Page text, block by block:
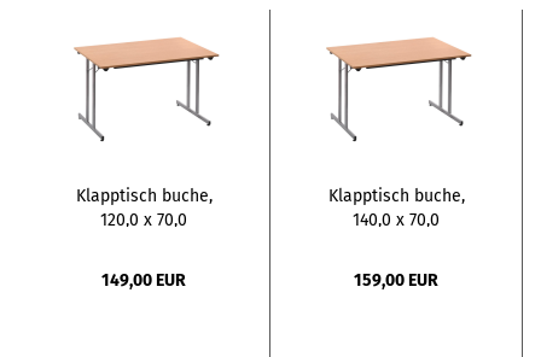
Klapptisch buche,
120,0 x 70,0
149,00 EUR
Klapptisch buche,
140,0 x 70,0
159,00 EUR